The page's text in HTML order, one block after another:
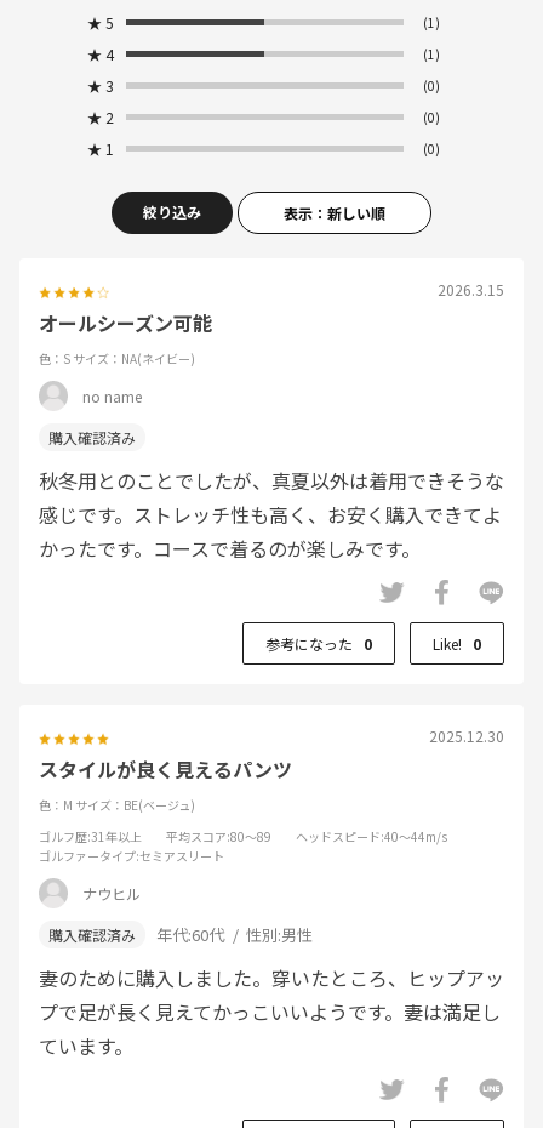
★ 5 (1)
★ 4 (1)
★ 3 (0)
★ 2 (0)
★ 1 (0)
絞り込み 表示：新しい順
2026.3.15
オールシーズン可能
色：S サイズ：NA(ネイビー)
no name
秋冬用とのことでしたが、真夏以外は着用できそうな
感じです。ストレッチ性も高く、お安く購入できてよ
かったです。コースで着るのが楽しみです。
参考になった 0 Like! 0
2025.12.30
スタイルが良く見えるパンツ
色：M サイズ：BE(ベージュ)
ゴルフ歴:31年以上 平均スコア:80～89 ヘッドスピード:40～44m/s
ゴルファータイプ:セミアスリート
ナウヒル
年代:60代 性別:男性
妻のために購入しました。穿いたところ、ヒップアッ
プで足が長く見えてかっこいいようです。妻は満足し
ています。